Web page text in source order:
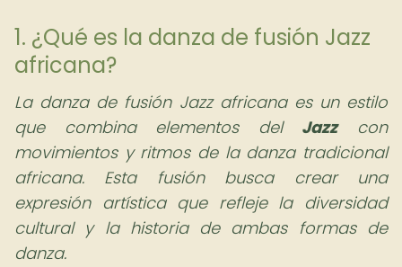
1. ¿Qué es la danza de fusión Jazz
africana?
La danza de fusión Jazz africana es un estilo
que combina elementos del Jazzcon
movimientos y ritmos de la danza tradicional
africana. Esta fusión busca crear una
expresión artística que refleje la diversidad
cultural y la historia de ambas formas de
danza.